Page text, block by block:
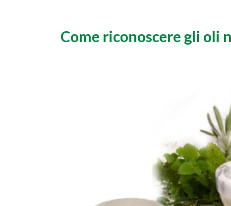
Come riconoscere gli